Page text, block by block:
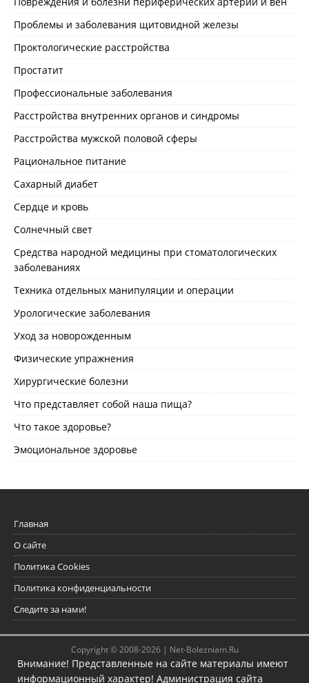
Проблемы и заболевания щитовидной железы
Проктологические расстройства
Простатит
Профессиональные заболевания
Расстройства внутренних органов и синдромы
Расстройства мужской половой сферы
Рациональное питание
Сахарный диабет
Сердце и кровь
Солнечный свет
Средства народной медицины при стоматологических
заболеваниях
Техника отдельных манипуляции и операции
Урологические заболевания
Уход за новорожденным
Физические упражнения
Хирургические болезни
Что представляет собой наша пища?
Что такое здоровье?
Эмоциональное здоровье
Главная
О сайте
Политика Cookies
Политика конфиденциальности
Следите за нами!
Copyright © 2008-2026 | Net-Bolezniam.Ru
Внимание! Представленные на сайте материалы имеют
информационный характер! Администрация сайта